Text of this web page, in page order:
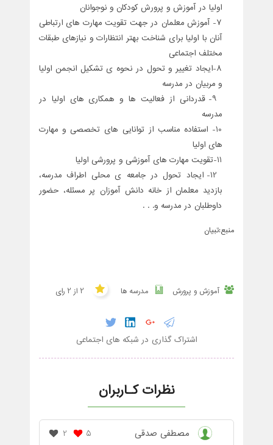
اولیا در آموزش و پرورش کودکان و نوجوانان
7- آموزش معلمان در جهت تقویت مهارت های ارتباطی
آنان با اولیا برای شناخت بهتر انتظارات و نیازهای طبقات
مختلف اجتماعی
8-ایجاد تغییر و تحول در نحوه ی تشکیل انجمن اولیا
و مربیان در مدرسه
9- قدردانی از فعالیت ها و همکاری های اولیا در
مدرسه
10- استفاده مناسب از توانایی های تخصصی و مهارت
های اولیا
11-تقویت مهارت های آموزشی و پرورشی اولیا
12- ایجاد تحول در جامعه ی محلی اطراف مدرسه،
بازدید معلمان از خانه دانش آموزان پر مسئله، حضور
داوطلبان در مدرسه و. . .
منبع:تبيان
آموزش و پرورش مدرسه ها 2 از 2 رای
اشتراک گذاری در شبکه های اجتماعی
نظرات کـاربران
مصطفی صدقی 5
2